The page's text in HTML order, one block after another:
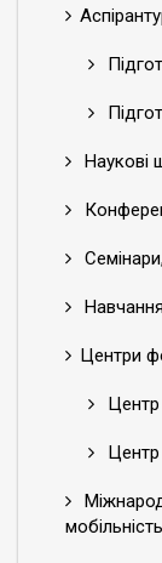
Наукові
Центри
Центр
Центр
мобільність